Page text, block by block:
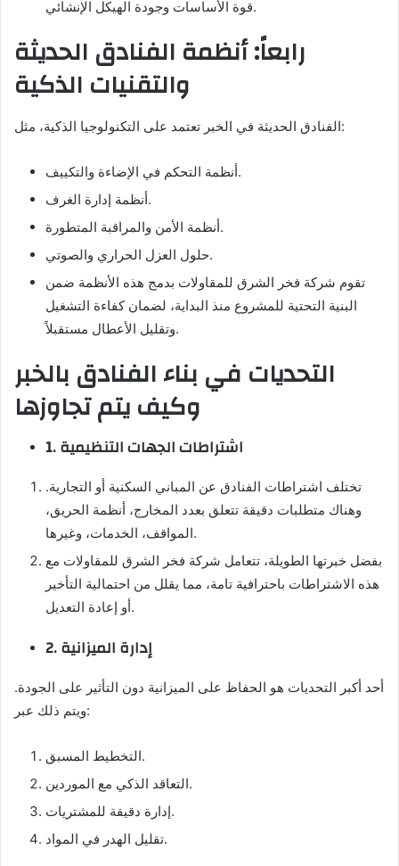
قوة الأساسات وجودة الهيكل الإنشائي.
رابعاً: أنظمة الفنادق الحديثة
والتقنيات الذكية
الفنادق الحديثة في الخبر تعتمد على التكنولوجيا الذكية، مثل:
أنظمة التحكم في الإضاءة والتكييف.
أنظمة إدارة الغرف.
أنظمة الأمن والمراقبة المتطورة.
حلول العزل الحراري والصوتي.
تقوم شركة فخر الشرق للمقاولات بدمج هذه الأنظمة ضمن
البنية التحتية للمشروع منذ البداية، لضمان كفاءة التشغيل
وتقليل الأعطال مستقبلاً.
التحديات في بناء الفنادق بالخبر
وكيف يتم تجاوزها
1. اشتراطات الجهات التنظيمية
تختلف اشتراطات الفنادق عن المباني السكنية أو التجارية.
وهناك متطلبات دقيقة تتعلق بعدد المخارج، أنظمة الحريق،
المواقف، الخدمات، وغيرها.
بفضل خبرتها الطويلة، تتعامل شركة فخر الشرق للمقاولات مع
هذه الاشتراطات باحترافية تامة، مما يقلل من احتمالية التأخير
أو إعادة التعديل.
2. إدارة الميزانية
أحد أكبر التحديات هو الحفاظ على الميزانية دون التأثير على الجودة.
ويتم ذلك عبر:
التخطيط المسبق.
التعاقد الذكي مع الموردين.
إدارة دقيقة للمشتريات.
تقليل الهدر في المواد.